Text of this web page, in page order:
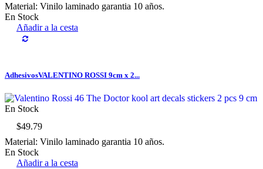
Material: Vinilo laminado garantia 10 años.
En Stock
Añadir a la cesta
AdhesivosVALENTINO ROSSI 9cm x 2...
En Stock
$49.79
Material: Vinilo laminado garantia 10 años.
En Stock
Añadir a la cesta